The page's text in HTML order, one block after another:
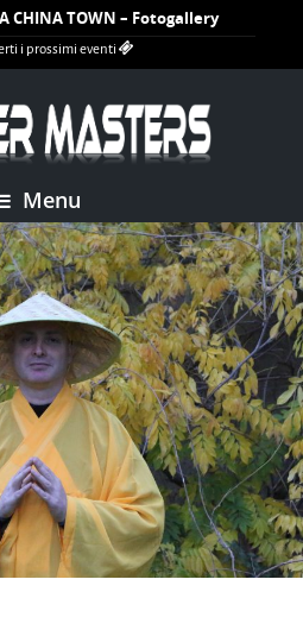
A CHINA TOWN – Fotogallery
i prossimi eventi
Menu